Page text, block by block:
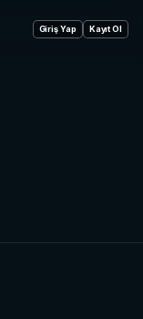
Giriş Yap Kayıt Ol